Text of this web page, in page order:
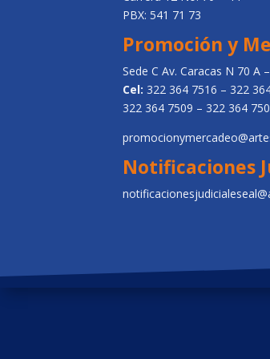
PBX: 541 71 73
Promoción y
Sede C Av. Caracas N 70 A
Cel: 322 364 7516 – 322
322 364 7509 – 322 364
Notificaciones